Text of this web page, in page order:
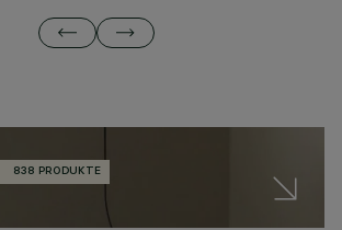
838 PRODUKTE